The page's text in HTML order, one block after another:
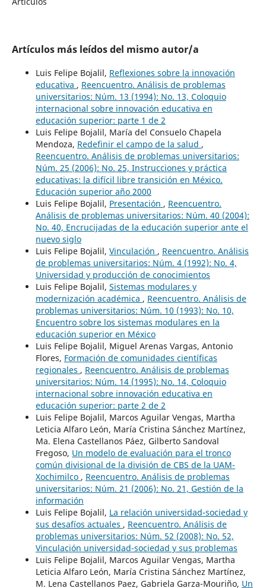
Artículos más leídos del mismo autor/a
Luis Felipe Bojalil, Reflexiones sobre la innovación
educativa , Reencuentro. Análisis de problemas
universitarios: Núm. 13 (1994): No. 13, Coloquio
internacional sobre innovación educativa en
educación superior: parte 1 de 2
Luis Felipe Bojalil, María del Consuelo Chapela
Mendoza, Redefinir el campo de la salud ,
Reencuentro. Análisis de problemas universitarios:
Núm. 25 (2006): No. 25, Instrucciones y práctica
educativas: la difícil libre transición en México.
Educación superior año 2000
Luis Felipe Bojalil, Presentación , Reencuentro.
Análisis de problemas universitarios: Núm. 40 (2004):
No. 40, Encrucijadas de la educación superior ante el
nuevo siglo
Luis Felipe Bojalil, Vinculación , Reencuentro. Análisis
de problemas universitarios: Núm. 4 (1992): No. 4,
Universidad y producción de conocimientos
Luis Felipe Bojalil, Sistemas modulares y
modernización académica , Reencuentro. Análisis de
problemas universitarios: Núm. 10 (1993): No. 10,
Encuentro sobre los sistemas modulares en la
educación superior en México
Luis Felipe Bojalil, Miguel Arenas Vargas, Antonio
Flores, Formación de comunidades científicas
regionales , Reencuentro. Análisis de problemas
universitarios: Núm. 14 (1995): No. 14, Coloquio
internacional sobre innovación educativa en
educación superior: parte 2 de 2
Luis Felipe Bojalil, Marcos Aguilar Vengas, Martha
Leticia Alfaro León, María Cristina Sánchez Martínez,
Ma. Elena Castellanos Páez, Gilberto Sandoval
Fregoso, Un modelo de evaluación para el tronco
común divisional de la división de CBS de la UAM-
Xochimilco , Reencuentro. Análisis de problemas
universitarios: Núm. 21 (2006): No. 21, Gestión de la
información
Luis Felipe Bojalil, La relación universidad-sociedad y
sus desafíos actuales , Reencuentro. Análisis de
problemas universitarios: Núm. 52 (2008): No. 52,
Vinculación universidad-sociedad y sus problemas
Luis Felipe Bojalil, Marcos Aguilar Vengas, Martha
Leticia Alfaro León, María Cristina Sánchez Martínez,
M. Lena Castellanos Paez, Gabriela Garza-Mouriño, Un